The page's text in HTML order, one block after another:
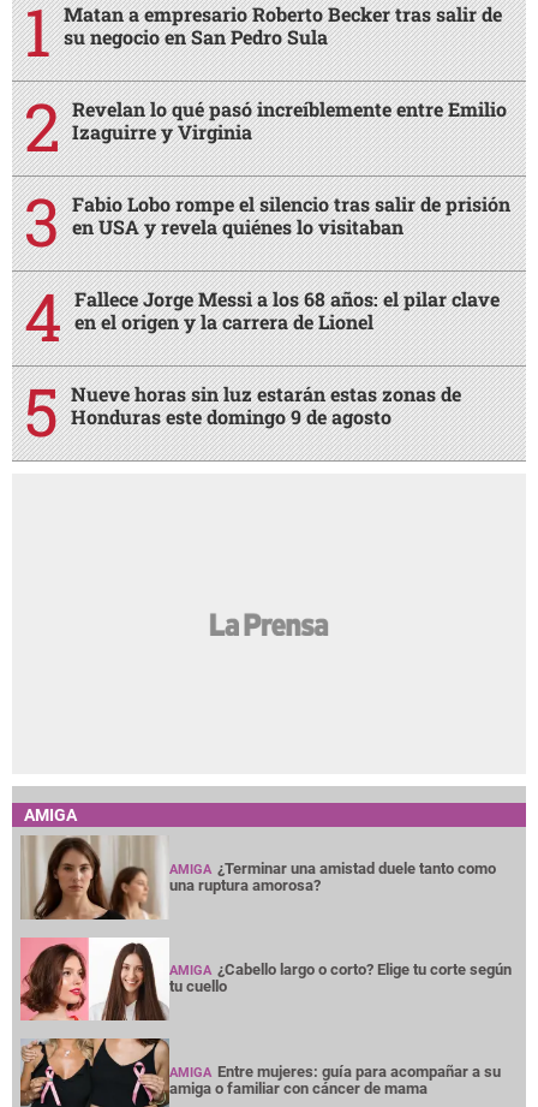
Matan a empresario Roberto Becker tras salir de
su negocio en San Pedro Sula
Revelan lo qué pasó increíblemente entre Emilio
Izaguirre y Virginia
Fabio Lobo rompe el silencio tras salir de prisión
en USA y revela quiénes lo visitaban
Fallece Jorge Messi a los 68 años: el pilar clave
en el origen y la carrera de Lionel
Nueve horas sin luz estarán estas zonas de
Honduras este domingo 9 de agosto
AMIGA
AMIGA ¿Terminar una amistad duele tanto como
una ruptura amorosa?
AMIGA ¿Cabello largo o corto? Elige tu corte según
tu cuello
AMIGA Entre mujeres: guía para acompañar a su
amiga o familiar con cáncer de mama